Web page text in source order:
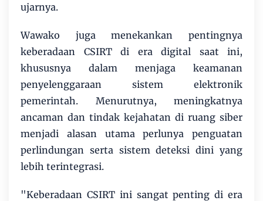
ujarnya.
Wawako juga menekankan pentingnya
keberadaan CSIRT di era digital saat ini,
khususnya dalam menjaga keamanan
penyelenggaraan sistem elektronik
pemerintah. Menurutnya, meningkatnya
ancaman dan tindak kejahatan di ruang siber
menjadi alasan utama perlunya penguatan
perlindungan serta sistem deteksi dini yang
lebih terintegrasi.
"Keberadaan CSIRT ini sangat penting di era